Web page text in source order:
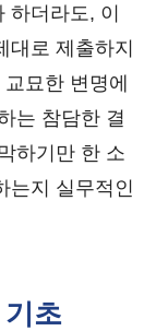
더라도, 이
대로 제출하지
묘한 변명에
는 참담한 결
하기만 한 소
는지 실무적인
초